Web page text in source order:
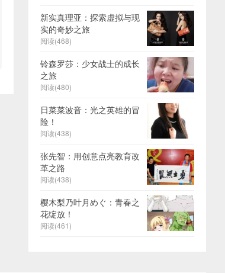
新实真理亚：探索虚拟与现
实的奇妙之旅
阅读(468)
铃森罗莎：少女战士的成长
之旅
阅读(480)
日菜菜波音：光之英雄的冒
险！
阅读(438)
张先智：用创意点亮教育改
革之路
阅读(438)
樱木梨乃叶月めぐ：青春之
花绽放！
阅读(461)